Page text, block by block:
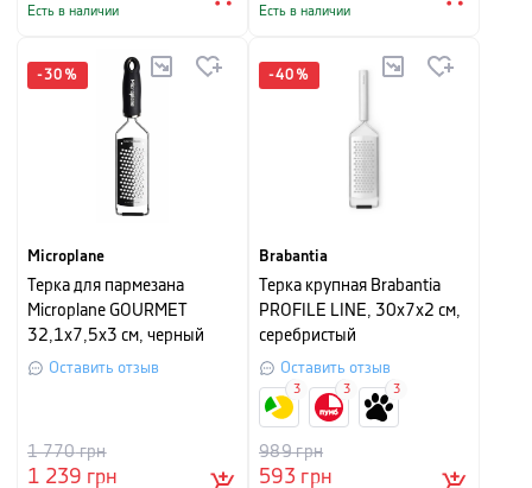
Есть в наличии Есть в наличии
-30 %
Microplane
Терка для пармезана
Microplane GOURMET
32,1х7,5х3 см, черный
Оставить отзыв
1 239 грн
1 770грн
-40 %
Brabantia
Терка крупная Brabantia
PROFILE LINE, 30x7x2 см,
серебристый
Оставить отзыв
593 грн
989грн
3 3 3